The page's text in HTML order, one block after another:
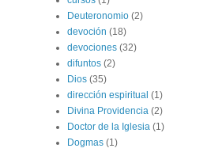
Deuteronomio (2)
devoción (18)
devociones (32)
difuntos (2)
Dios (35)
dirección espiritual (1)
Divina Providencia (2)
Doctor de la Iglesia (1)
Dogmas (1)